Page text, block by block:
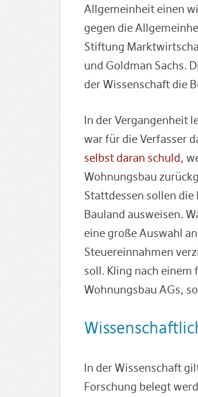
Allgemeinheit einen
gegen die
Stiftung
und Goldman Sachs.
der Wissenschaft die
In der Vergangenheit
war für die Verfasser
selbst daran schuld,
Wohnungsbau
Stattdessen sollen
Bauland ausweisen.
eine große Auswahl
Steuereinnahmen
soll. Kling nach
Wohnungsbau AGs,
In der Wissenschaft
Forschung belegt